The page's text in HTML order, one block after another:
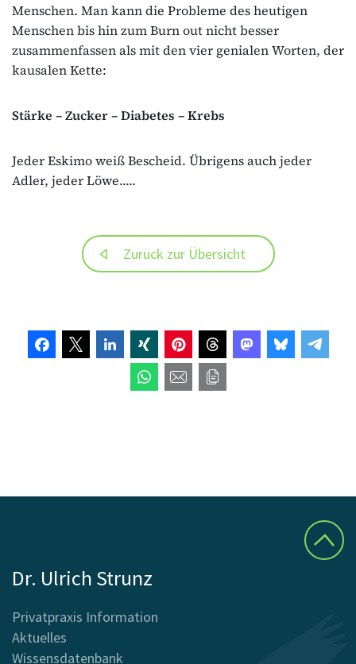
Menschen. Man kann die Probleme des heutigen
Menschen bis hin zum Burn out nicht besser
zusammenfassen als mit den vier genialen Worten, der
kausalen Kette:
Stärke – Zucker – Diabetes – Krebs
Jeder Eskimo weiß Bescheid. Übrigens auch jeder
Adler, jeder Löwe.....
Zurück zur Übersicht
Dr. Ulrich Strunz
Privatpraxis Information
Aktuelles
Wissensdatenbank